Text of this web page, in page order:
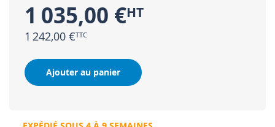
1 035,00 €
1 242,00 €
Ajouter au panier